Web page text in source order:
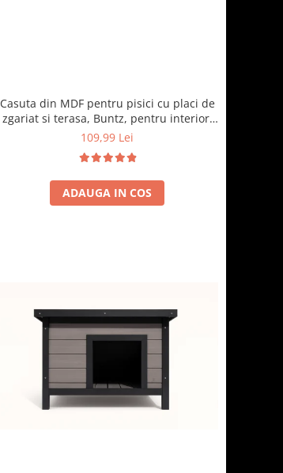
Casuta din MDF pentru pisici cu placi de
zgariat si terasa, Buntz, pentru interior,
59x28.5x35cm, Maro
109,99 Lei
ADAUGA IN COS